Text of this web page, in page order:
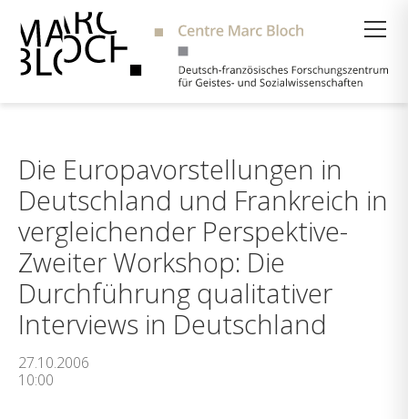
Die Europavorstellungen in
Deutschland und Frankreich in
vergleichender Perspektive-
Zweiter Workshop: Die
Durchführung qualitativer
Interviews in Deutschland
27.10.2006
10:00